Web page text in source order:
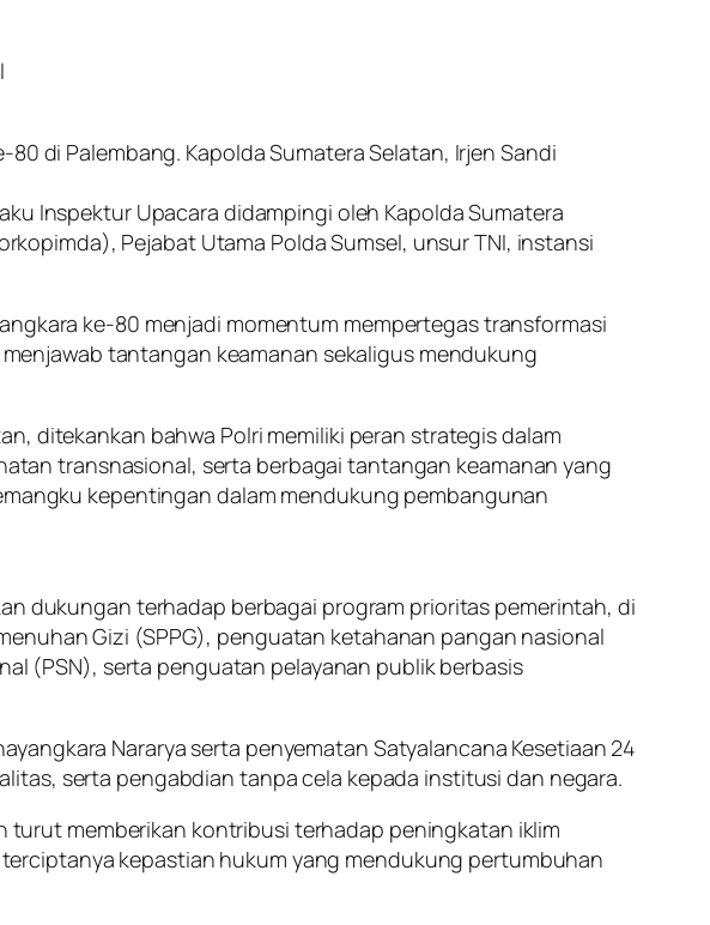
di Palembang. Kapolda Sumatera Selatan, Irjen Sandi
Inspektur Upacara didampingi oleh Kapolda Sumatera
Pejabat Utama Polda Sumsel, unsur TNI, instansi
ke-80 menjadi momentum mempertegas transformasi
tantangan keamanan sekaligus mendukung
ditekankan bahwa Polri memiliki peran strategis dalam
transnasional, serta berbagai tantangan keamanan yang
kepentingan dalam mendukung pembangunan
dukungan terhadap berbagai program prioritas pemerintah, di
Gizi (SPPG), penguatan ketahanan pangan nasional
(PSN), serta penguatan pelayanan publik berbasis
Nararya serta penyematan Satyalancana Kesetiaan 24
serta pengabdian tanpa cela kepada institusi dan negara.
turut memberikan kontribusi terhadap peningkatan iklim
kepastian hukum yang mendukung pertumbuhan